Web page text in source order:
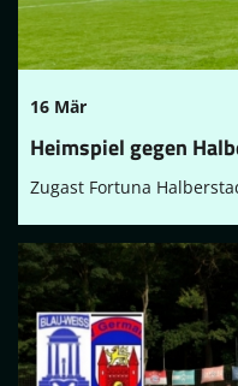
16 Mär
Heimspiel gegen
Zugast Fortuna